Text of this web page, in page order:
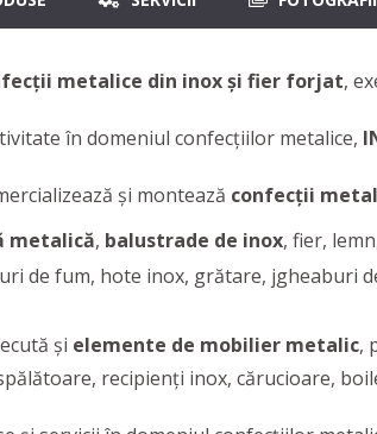
metalice din inox și fier forjat,
în domeniul confecțiilor metalice,
și montează confecții
metalică, balustrade de inox, fier,
de fum, hote inox, grătare, jgheaburi
și elemente de mobilier metalic,
recipienți inox, cărucioare,